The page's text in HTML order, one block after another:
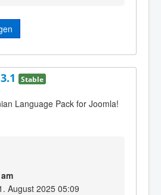
Stable
Language Pack for Joomla!
August 2025 05:09